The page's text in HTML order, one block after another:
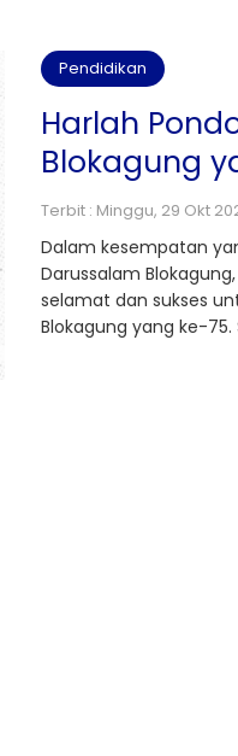
Pendidikan
Harlah
Blokagung
Terbit : Minggu, 29 Okt
Dalam kesempatan
Darussalam
selamat dan sukses
Blokagung yang ke-75.